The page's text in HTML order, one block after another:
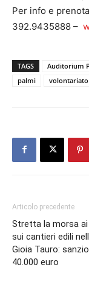
Per info e
392.9435888 –
TAGS Auditorium
palmi
volontariato
Articolo precedente
Stretta la morsa
sui cantieri edili
Gioia Tauro:
40.000 euro